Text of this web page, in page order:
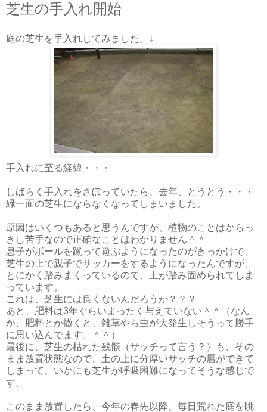
芝生の手入れ開始
庭の芝生を手入れしてみました。↓
手入れに至る経緯・・・
しばらく手入れをさぼっていたら、去年、とうとう・・・
緑一面の芝生にならなくなってしまいました。
原因はいくつもあると思うんですが、植物のことはからっ
きし苦手なので正確なことはわかりません＾＾
息子がボールを蹴って遊ぶようになったのがきっかけで、
芝生の上で親子でサッカーをするようになったんですが、
とにかく踏みまくっているので、土が踏み固められてしま
っています。
これは、芝生には良くないんだろうか？？？
あと、肥料は3年ぐらいまったく与えていない＾＾（なん
か、肥料とか撒くと、雑草やら虫が大発生しそうって勝手
に思い込んでます。＾＾）
最後に、芝生の枯れた残骸（サッチって言う？）も、その
まま放置状態なので、土の上に分厚いサッチの層ができて
しまって、いかにも芝生が呼吸困難になってそうな感じで
す。
このまま放置したら、今年の春先以降、毎日荒れた庭を眺